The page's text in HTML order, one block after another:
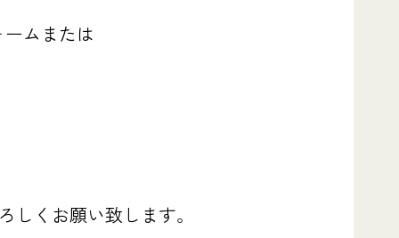
ムまたは
くお願い致します。